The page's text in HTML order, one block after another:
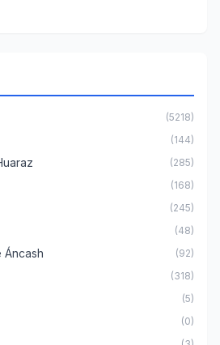
(5218)
(144)
(285)
(168)
(245)
(48)
Áncash (92)
(318)
(5)
(0)